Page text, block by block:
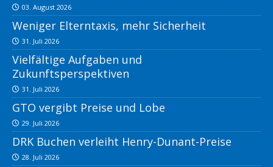
03. August 2026
Weniger Elterntaxis, mehr Sicherheit
31. Juli 2026
Vielfältige Aufgaben und
Zukunftsperspektiven
31. Juli 2026
GTO vergibt Preise und Lobe
29. Juli 2026
DRK Buchen verleiht Henry-Dunant-Preise
28. Juli 2026